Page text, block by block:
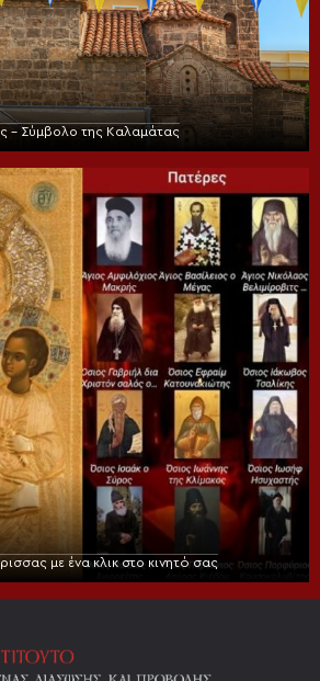
– Σύμβολο της Καλαμάτας
με ένα κλικ στο κινητό σας